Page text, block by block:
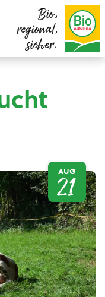
Bio,
regional,
sicher.
AUG
21